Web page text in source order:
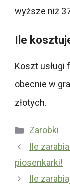
wyższe niż
Ile
Koszt usługi
obecnie w
złotych.
Kategorie
Zarobki
Ile
piosenkarki!
Ile